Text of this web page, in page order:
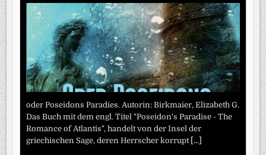
oder Poseidons Paradies. Autorin: Birkmaier, Elizabeth G.
Das Buch mit dem engl. Titel "Poseidon's Paradise - The
Romance of Atlantis", handelt von der Insel der
griechischen Sage, deren Herrscher korrupt [...]